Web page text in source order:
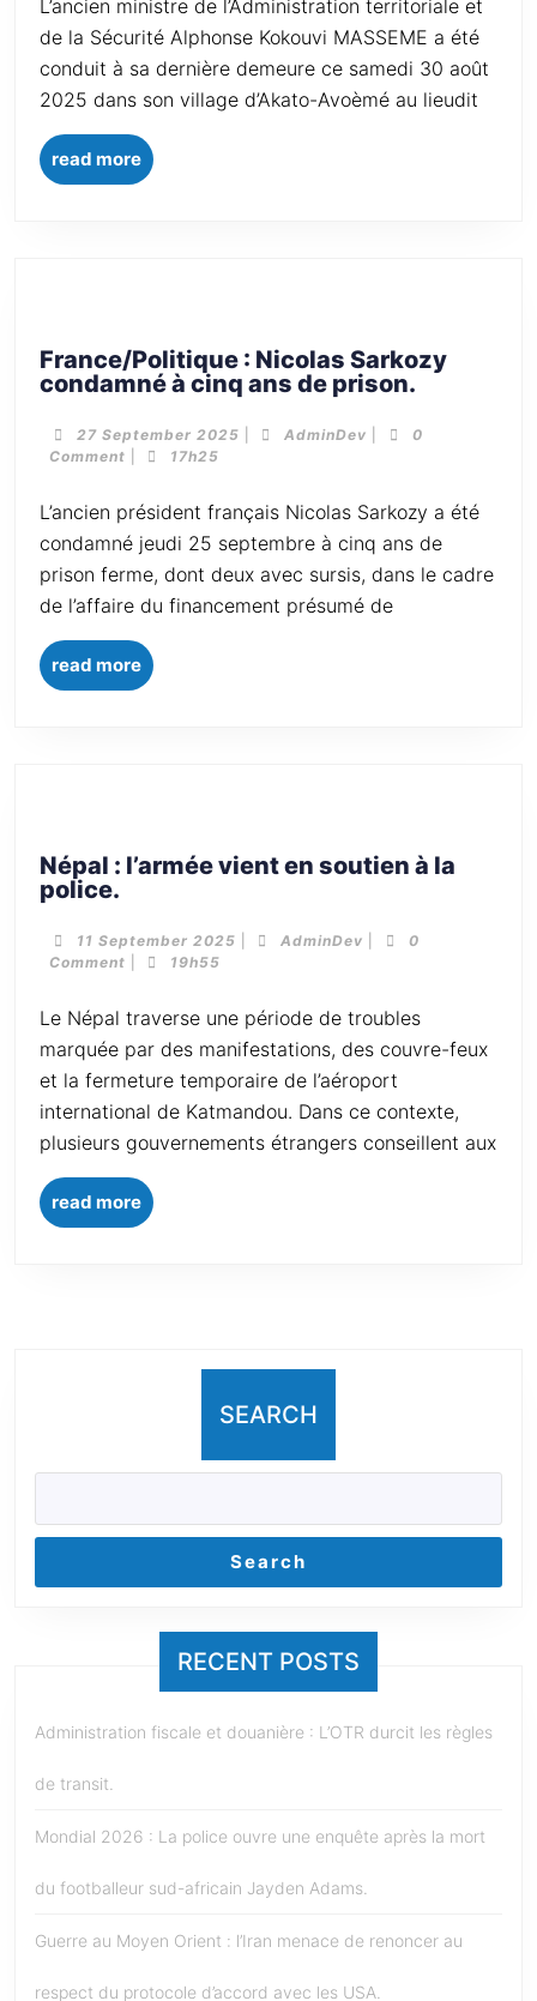
L’ancien ministre de l’Administration territoriale et
de la Sécurité Alphonse Kokouvi MASSEME a été
conduit à sa dernière demeure ce samedi 30 août
2025 dans son village d’Akato-Avoèmé au lieudit
read more
France/Politique : Nicolas Sarkozy
condamné à cinq ans de prison.
27 September 2025 AdminDev
0
Comment
17h25
L’ancien président français Nicolas Sarkozy a été
condamné jeudi 25 septembre à cinq ans de
prison ferme, dont deux avec sursis, dans le cadre
de l’affaire du financement présumé de
read more
Népal : l’armée vient en soutien à la
police.
11 September 2025 AdminDev
0
Comment
19h55
Le Népal traverse une période de troubles
marquée par des manifestations, des couvre-feux
et la fermeture temporaire de l’aéroport
international de Katmandou. Dans ce contexte,
plusieurs gouvernements étrangers conseillent aux
read more
SEARCH
Search
RECENT POSTS
Administration fiscale et douanière : L’OTR durcit les règles
de transit.
Mondial 2026 : La police ouvre une enquête après la mort
du footballeur sud-africain Jayden Adams.
Guerre au Moyen Orient : l’Iran menace de renoncer au
respect du protocole d’accord avec les USA.